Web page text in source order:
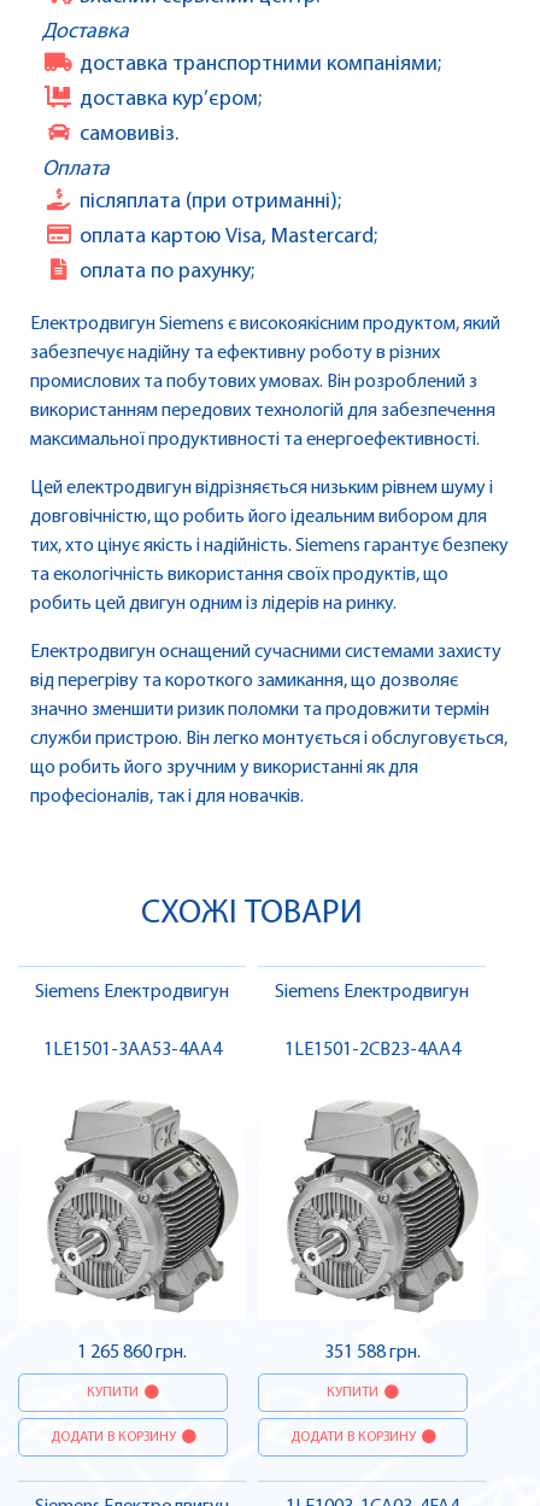
Доставка
доставка транспортними компаніями;
доставка кур’єром;
самовивіз.
Оплата
післяплата (при отриманні);
оплата картою Visa, Mastercard;
оплата по рахунку;
Електродвигун Siemens є високоякісним продуктом, який
забезпечує надійну та ефективну роботу в різних
промислових та побутових умовах. Він розроблений з
використанням передових технологій для забезпечення
максимальної продуктивності та енергоефективності.
Цей електродвигун відрізняється низьким рівнем шуму і
довговічністю, що робить його ідеальним вибором для
тих, хто цінує якість і надійність. Siemens гарантує безпеку
та екологічність використання своїх продуктів, що
робить цей двигун одним із лідерів на ринку.
Електродвигун оснащений сучасними системами захисту
від перегріву та короткого замикання, що дозволяє
значно зменшити ризик поломки та продовжити термін
служби пристрою. Він легко монтується і обслуговується,
що робить його зручним у використанні як для
професіоналів, так і для новачків.
СХОЖІ ТОВАРИ
Siemens Електродвигун
1LE1501-3AA53-4AA4
1 265 860 грн.
КУПИТИ
ДОДАТИ В КОРЗИНУ
Siemens Електродвигун
1LE1501-2CB23-4AA4
351 588 грн.
КУПИТИ
ДОДАТИ В КОРЗИНУ